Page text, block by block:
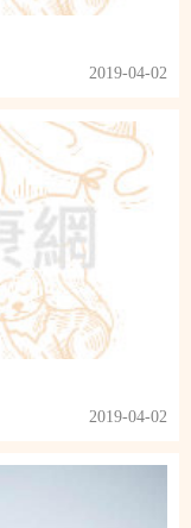
2019-04-02
2019-04-02